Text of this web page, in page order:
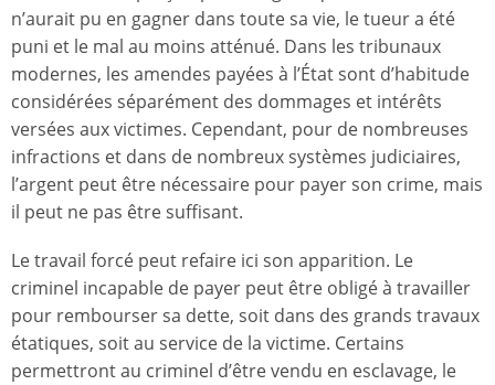
n’aurait pu en gagner dans toute sa vie, le tueur a été
puni et le mal au moins atténué. Dans les tribunaux
modernes, les amendes payées à l’État sont d’habitude
considérées séparément des dommages et intérêts
versées aux victimes. Cependant, pour de nombreuses
infractions et dans de nombreux systèmes judiciaires,
l’argent peut être nécessaire pour payer son crime, mais
il peut ne pas être suffisant.
Le travail forcé peut refaire ici son apparition. Le
criminel incapable de payer peut être obligé à travailler
pour rembourser sa dette, soit dans des grands travaux
étatiques, soit au service de la victime. Certains
permettront au criminel d’être vendu en esclavage, le